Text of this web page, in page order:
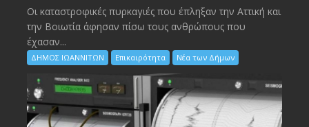
Οι καταστροφικές πυρκαγιές που έπληξαν την Αττική και
την Bοιωτία άφησαν πίσω τους ανθρώπους που
έχασαν...
ΔΗΜΟΣ ΙΩΑΝΝΙΤΩΝ Επικαιρότητα Νέα των Δήμων